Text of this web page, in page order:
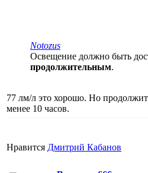
Notozus
Освещение должно быть
продолжительным.
77 лм/л это хорошо. Но
менее 10 часов.
Нравится Дмитрий Кабанов